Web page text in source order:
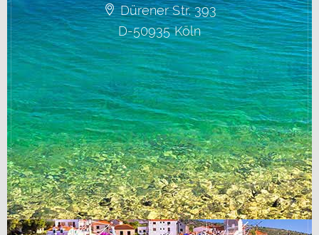
Dürener Str. 393
D-50935 Köln